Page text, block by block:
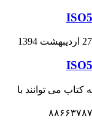
27 اردیبهشت 1394
می توانند با